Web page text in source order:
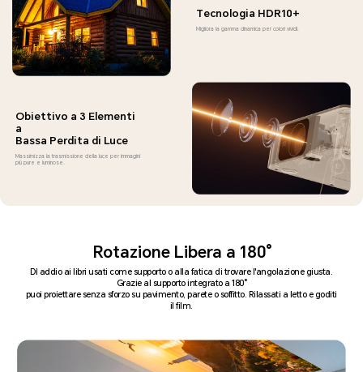
Tecnologia HDR10+
Migliora la gamma dinamica per colori vividi.
Obiettivo a 3 Elementi
a
Bassa Perdita di Luce
Massimizza la trasmissione della luce per immagini
più pure e luminose.
Rotazione Libera a 180°
Dì addio ai libri usati come supporto o alla fatica di trovare l'angolazione giusta.
Grazie al supporto integrato a 180°
puoi proiettare senza sforzo su pavimento, parete o soffitto. Rilassati a letto e goditi
il film.